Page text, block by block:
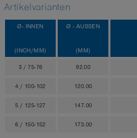
Artikelvarianten
Ø- INNEN
(INCH/MM)
Ø - AUSSEN
(MM)
3 / 75-76 92.00
4 / 100-102 120.00
5 / 125-127 147.00
6 / 150-152 173.00